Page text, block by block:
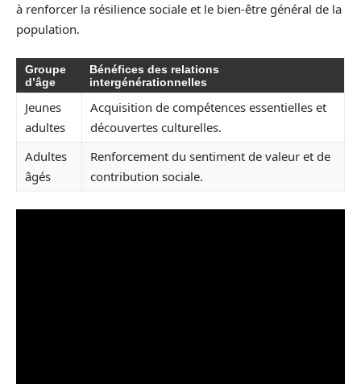
à renforcer la résilience sociale et le bien-être général de la
population.
Groupe
d’âge
Bénéfices des relations
intergénérationnelles
Jeunes
adultes
Acquisition de compétences essentielles et
découvertes culturelles.
Adultes
âgés
Renforcement du sentiment de valeur et de
contribution sociale.